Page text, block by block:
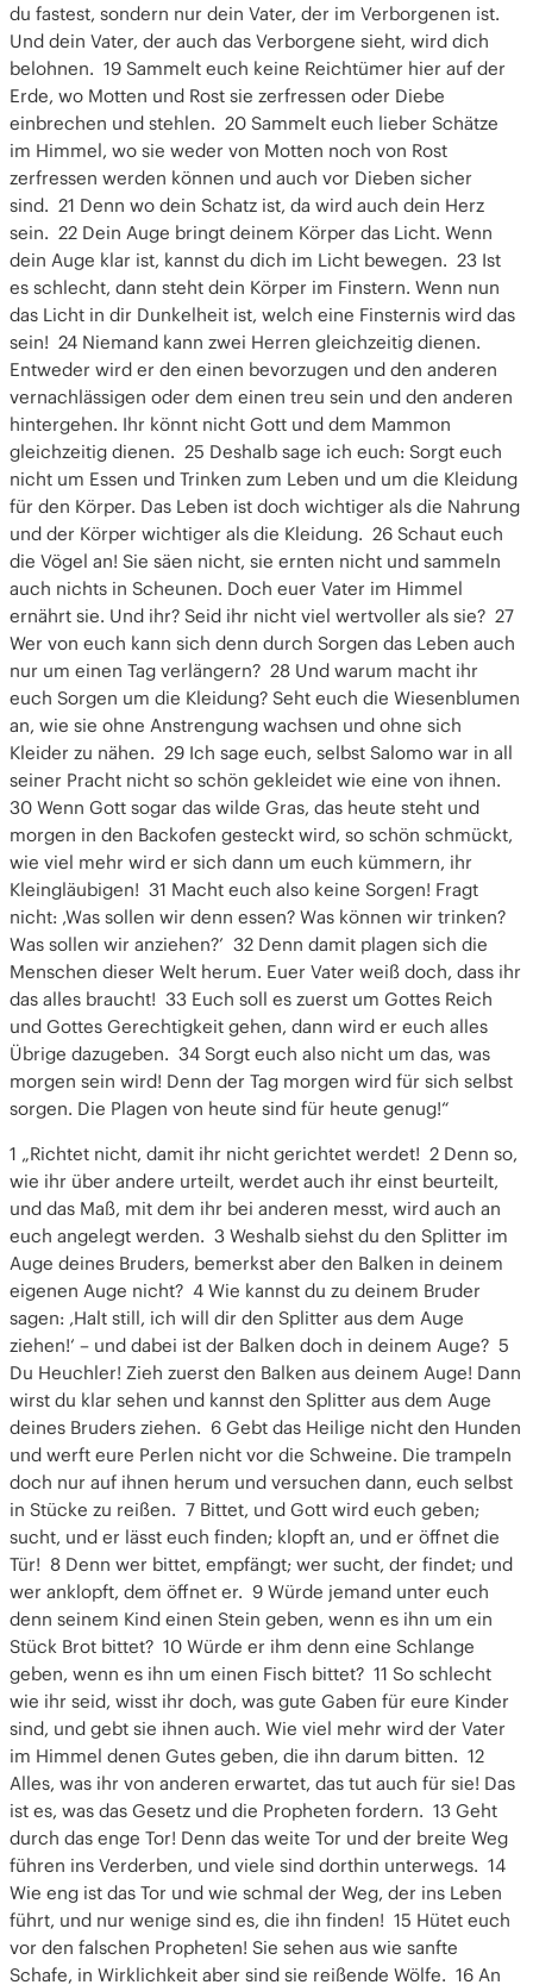
du fastest, sondern nur dein Vater, der im Verborgenen ist.
Und dein Vater, der auch das Verborgene sieht, wird dich
belohnen. 19 Sammelt euch keine Reichtümer hier auf der
Erde, wo Motten und Rost sie zerfressen oder Diebe
einbrechen und stehlen. 20 Sammelt euch lieber Schätze
im Himmel, wo sie weder von Motten noch von Rost
zerfressen werden können und auch vor Dieben sicher
sind. 21 Denn wo dein Schatz ist, da wird auch dein Herz
sein. 22 Dein Auge bringt deinem Körper das Licht. Wenn
dein Auge klar ist, kannst du dich im Licht bewegen. 23 Ist
es schlecht, dann steht dein Körper im Finstern. Wenn nun
das Licht in dir Dunkelheit ist, welch eine Finsternis wird das
sein! 24 Niemand kann zwei Herren gleichzeitig dienen.
Entweder wird er den einen bevorzugen und den anderen
vernachlässigen oder dem einen treu sein und den anderen
hintergehen. Ihr könnt nicht Gott und dem Mammon
gleichzeitig dienen. 25 Deshalb sage ich euch: Sorgt euch
nicht um Essen und Trinken zum Leben und um die Kleidung
für den Körper. Das Leben ist doch wichtiger als die Nahrung
und der Körper wichtiger als die Kleidung. 26 Schaut euch
die Vögel an! Sie säen nicht, sie ernten nicht und sammeln
auch nichts in Scheunen. Doch euer Vater im Himmel
ernährt sie. Und ihr? Seid ihr nicht viel wertvoller als sie? 27
Wer von euch kann sich denn durch Sorgen das Leben auch
nur um einen Tag verlängern? 28 Und warum macht ihr
euch Sorgen um die Kleidung? Seht euch die Wiesenblumen
an, wie sie ohne Anstrengung wachsen und ohne sich
Kleider zu nähen. 29 Ich sage euch, selbst Salomo war in all
seiner Pracht nicht so schön gekleidet wie eine von ihnen.
30 Wenn Gott sogar das wilde Gras, das heute steht und
morgen in den Backofen gesteckt wird, so schön schmückt,
wie viel mehr wird er sich dann um euch kümmern, ihr
Kleingläubigen! 31 Macht euch also keine Sorgen! Fragt
nicht: ‚Was sollen wir denn essen? Was können wir trinken?
Was sollen wir anziehen?’ 32 Denn damit plagen sich die
Menschen dieser Welt herum. Euer Vater weiß doch, dass ihr
das alles braucht! 33 Euch soll es zuerst um Gottes Reich
und Gottes Gerechtigkeit gehen, dann wird er euch alles
Übrige dazugeben. 34 Sorgt euch also nicht um das, was
morgen sein wird! Denn der Tag morgen wird für sich selbst
sorgen. Die Plagen von heute sind für heute genug!“
1 „Richtet nicht, damit ihr nicht gerichtet werdet! 2 Denn so,
wie ihr über andere urteilt, werdet auch ihr einst beurteilt,
und das Maß, mit dem ihr bei anderen messt, wird auch an
euch angelegt werden. 3 Weshalb siehst du den Splitter im
Auge deines Bruders, bemerkst aber den Balken in deinem
eigenen Auge nicht? 4 Wie kannst du zu deinem Bruder
sagen: ‚Halt still, ich will dir den Splitter aus dem Auge
ziehen!‘ – und dabei ist der Balken doch in deinem Auge? 5
Du Heuchler! Zieh zuerst den Balken aus deinem Auge! Dann
wirst du klar sehen und kannst den Splitter aus dem Auge
deines Bruders ziehen. 6 Gebt das Heilige nicht den Hunden
und werft eure Perlen nicht vor die Schweine. Die trampeln
doch nur auf ihnen herum und versuchen dann, euch selbst
in Stücke zu reißen. 7 Bittet, und Gott wird euch geben;
sucht, und er lässt euch finden; klopft an, und er öffnet die
Tür! 8 Denn wer bittet, empfängt; wer sucht, der findet; und
wer anklopft, dem öffnet er. 9 Würde jemand unter euch
denn seinem Kind einen Stein geben, wenn es ihn um ein
Stück Brot bittet? 10 Würde er ihm denn eine Schlange
geben, wenn es ihn um einen Fisch bittet? 11 So schlecht
wie ihr seid, wisst ihr doch, was gute Gaben für eure Kinder
sind, und gebt sie ihnen auch. Wie viel mehr wird der Vater
im Himmel denen Gutes geben, die ihn darum bitten. 12
Alles, was ihr von anderen erwartet, das tut auch für sie! Das
ist es, was das Gesetz und die Propheten fordern. 13 Geht
durch das enge Tor! Denn das weite Tor und der breite Weg
führen ins Verderben, und viele sind dorthin unterwegs. 14
Wie eng ist das Tor und wie schmal der Weg, der ins Leben
führt, und nur wenige sind es, die ihn finden! 15 Hütet euch
vor den falschen Propheten! Sie sehen aus wie sanfte
Schafe, in Wirklichkeit aber sind sie reißende Wölfe. 16 An